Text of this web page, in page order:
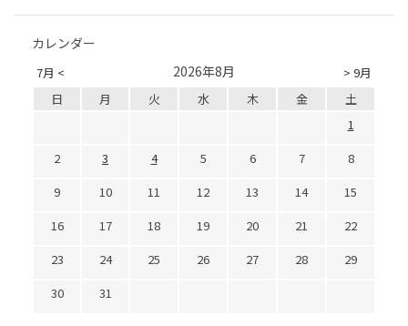
カレンダー
7月 < > 9月
2026年8月
日 月 火 水 木 金
土
1
2
3 4 5 6 7
8
9
10 11 12 13 14
15
16
17 18 19 20 21
22
23
24 25 26 27 28
29
30
31